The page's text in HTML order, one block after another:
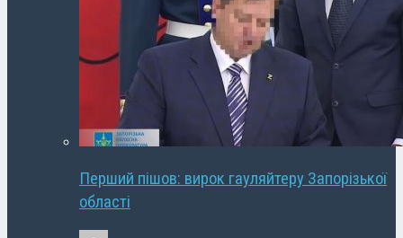
Перший пішов: вирок гауляйтеру Запорізької
області